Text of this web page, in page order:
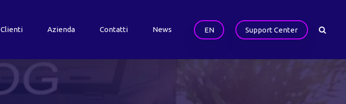
EN Support Center
Clienti Azienda Contatti News